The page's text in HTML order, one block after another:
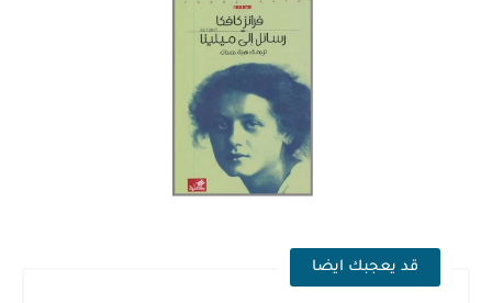
قد يعجبك ايضا